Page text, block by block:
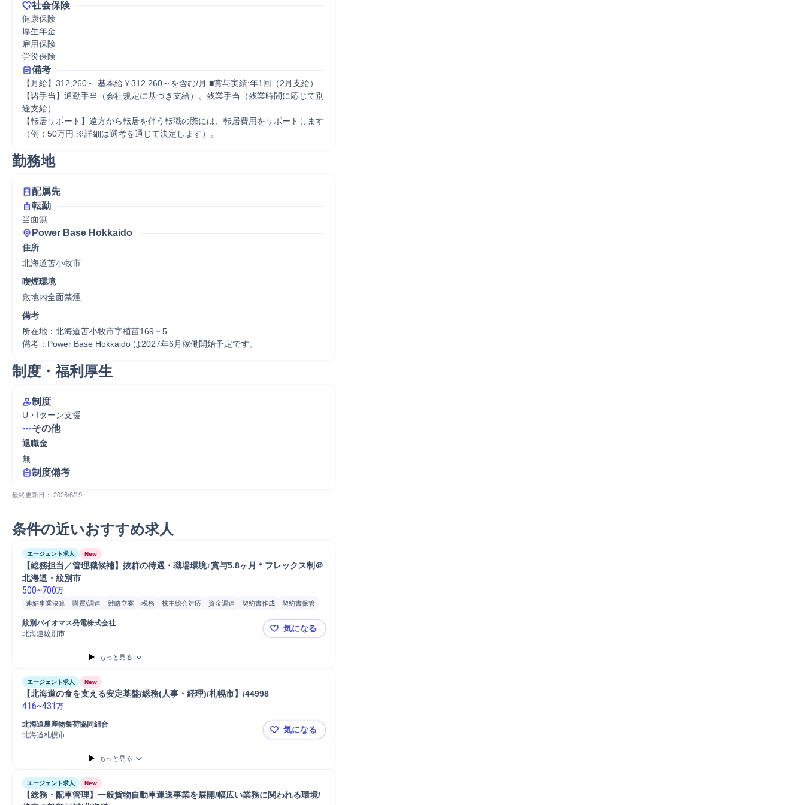
社会保険
健康保険
厚生年金
雇用保険
労災保険
備考
【月給】312,260～ 基本給￥312,260～を含む/月 ■賞与実績:年1回（2月支給）
【諸手当】通勤手当（会社規定に基づき支給）、残業手当（残業時間に応じて別
途支給）
【転居サポート】遠方から転居を伴う転職の際には、転居費用をサポートします
（例：50万円 ※詳細は選考を通じて決定します）。
勤務地
配属先
転勤
当面無
Power Base Hokkaido
住所
北海道苫小牧市
喫煙環境
敷地内全面禁煙
備考
所在地：北海道苫小牧市字植苗169－5
備考：Power Base Hokkaido は2027年6月稼働開始予定です。
制度・福利厚生
制度
U・Iターン支援
その他
退職金
無
制度備考
最終更新日： 2026/6/19
条件の近いおすすめ求人
エージェント求人 New
【総務担当／管理職候補】抜群の待遇・職場環境♪賞与5.8ヶ月＊フレックス制＠
北海道・紋別市
500~700万
連結事業決算 購買/調達 戦略立案 税務 株主総会対応 資金調達 契約書作成
契約書保管
管理職
原価計算
財務予測分析
年次決算取りまとめ
紋別バイオマス発電株式会社
北海道紋別市
【総務担当／管理職候補】抜群の待遇・職場環境♪賞与5.8ヶ月＊フレックス制＠北海道・紋別市
気になる
もっと見る
エージェント求人 New
【北海道の食を支える安定基盤/総務(人事・経理)/札幌市】/44998
416~431 万
北海道農産物集荷協同組合
北海道札幌市
【北海道の食を支える安定基盤/総務(人事・経理)/札幌市】/44998
気になる
もっと見る
エージェント求人 New
【総務・配車管理】一般貨物自動車運送事業を展開/幅広い業務に関われる環境/